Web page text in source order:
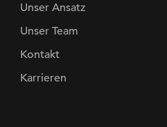
Unser Ansatz
Unser Team
Kontakt
Karrieren